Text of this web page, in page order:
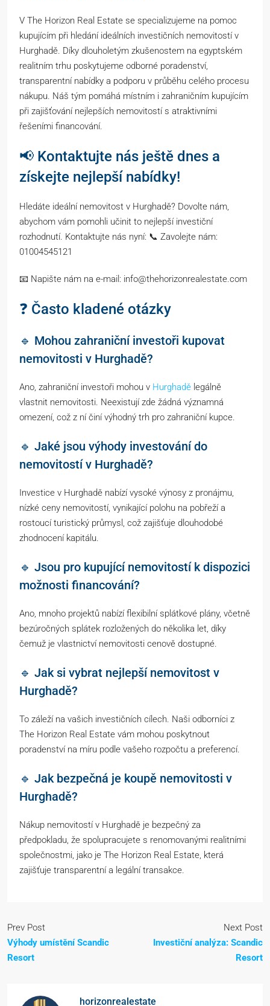
V The Horizon Real Estate se specializujeme na pomoc
kupujícím při hledání ideálních investičních nemovitostí v
Hurghadě. Díky dlouholetým zkušenostem na egyptském
realitním trhu poskytujeme odborné poradenství,
transparentní nabídky a podporu v průběhu celého procesu
nákupu. Náš tým pomáhá místním i zahraničním kupujícím
při zajišťování nejlepších nemovitostí s atraktivními
řešeními financování.
📢 Kontaktujte nás ještě dnes a
získejte nejlepší nabídky!
Hledáte ideální nemovitost v Hurghadě? Dovolte nám,
abychom vám pomohli učinit to nejlepší investiční
rozhodnutí. Kontaktujte nás nyní: 📞 Zavolejte nám:
01004545121
📧 Napište nám na e-mail: info@thehorizonrealestate.com
❓ Často kladené otázky
🔹 Mohou zahraniční investoři kupovat
nemovitosti v Hurghadě?
Ano, zahraniční investoři mohou v Hurghadě legálně
vlastnit nemovitosti. Neexistují zde žádná významná
omezení, což z ní činí výhodný trh pro zahraniční kupce.
🔹 Jaké jsou výhody investování do
nemovitostí v Hurghadě?
Investice v Hurghadě nabízí vysoké výnosy z pronájmu,
nízké ceny nemovitostí, vynikající polohu na pobřeží a
rostoucí turistický průmysl, což zajišťuje dlouhodobé
zhodnocení kapitálu.
🔹 Jsou pro kupující nemovitostí k dispozici
možnosti financování?
Ano, mnoho projektů nabízí flexibilní splátkové plány, včetně
bezúročných splátek rozložených do několika let, díky
čemuž je vlastnictví nemovitosti cenově dostupné.
🔹 Jak si vybrat nejlepší nemovitost v
Hurghadě?
To záleží na vašich investičních cílech. Naši odborníci z
The Horizon Real Estate vám mohou poskytnout
poradenství na míru podle vašeho rozpočtu a preferencí.
🔹 Jak bezpečná je koupě nemovitosti v
Hurghadě?
Nákup nemovitostí v Hurghadě je bezpečný za
předpokladu, že spolupracujete s renomovanými realitními
společnostmi, jako je The Horizon Real Estate, která
zajišťuje transparentní a legální transakce.
Prev Post
Výhody umístění Scandic
Resort
Next Post
Investiční analýza: Scandic
Resort
horizonrealestate